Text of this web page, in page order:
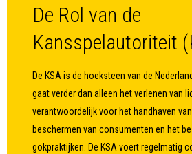
De Rol van de
Kansspelautoriteit
De KSA is de hoeksteen van de
gaat verder dan alleen het verlenen van
verantwoordelijk voor het handhaven
beschermen van consumenten en het
gokpraktijken. De KSA voert regelmatig